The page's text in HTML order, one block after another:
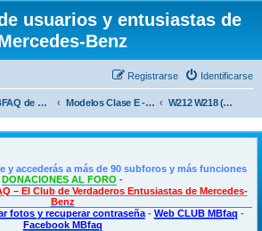
usuarios y entusiastas de
Benz
Identificarse
Registrarse
Club MBFAQ de usuarios y entusiastas de Mercedes Benz Modelos Clase E - E Coupé - CLS W212 W218 (CLS) C207
y accederás a más de 90 subforos y más funciones
DONACIONES AL FORO -
– El Club de Verdaderos Entusiastas de Mercedes-
Benz
fotos y recuperar contraseña- Web CLUB MBfaq -
Facebook MBfaq